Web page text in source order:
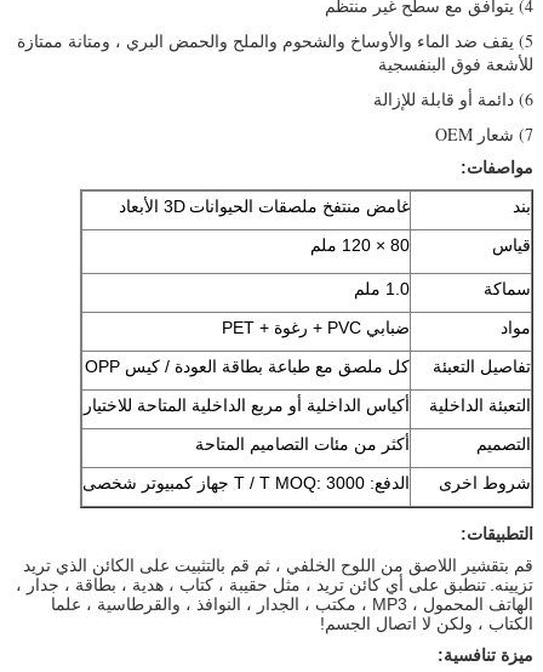
4) يتوافق مع سطح غير منتظم
5) يقف ضد الماء والأوساخ والشحوم والملح والحمض البري ، ومتانة ممتازة
للأشعة فوق البنفسجية
6) دائمة أو قابلة للإزالة
7) شعار OEM
مواصفات:
بند
غامض منتفخ ملصقات الحيوانات 3D الأبعاد
قياس
80 × 120 ملم
سماكة
1.0 ملم
مواد
ضبابي PVC + رغوة + PET
تفاصيل التعبئة
كل ملصق مع طباعة بطاقة العودة / كيس OPP
التعبئة الداخلية
أكياس الداخلية أو مربع الداخلية المتاحة للاختيار
التصميم
أكثر من مئات التصاميم المتاحة
شروط اخرى
الدفع: T / T MOQ: 3000 جهاز كمبيوتر شخصى
التطبيقات:
قم بتقشير اللاصق من اللوح الخلفي ، ثم قم بالتثبيت على الكائن الذي تريد
تزيينه. تنطبق على أي كائن تريد ، مثل حقيبة ، كتاب ، هدية ، بطاقة ، جدار ،
الهاتف المحمول ، MP3 ، مكتب ، الجدار ، النوافذ ، والقرطاسية ، علما
الكتاب ، ولكن لا اتصال الجسم!
ميزة تنافسية: